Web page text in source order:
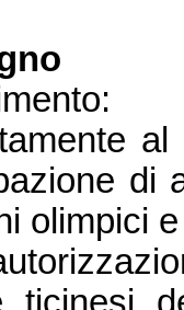
di
olimpici